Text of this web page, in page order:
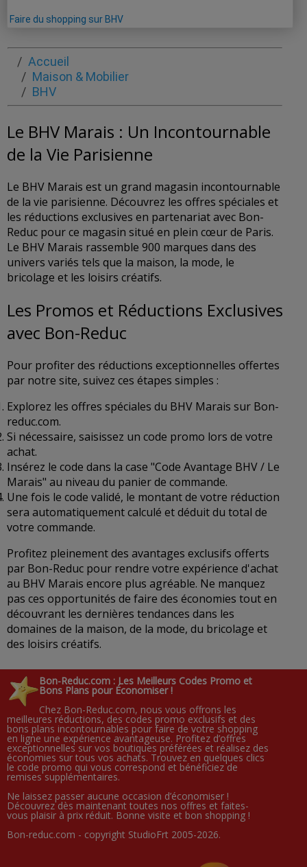
Faire du shopping sur BHV
Accueil
Maison & Mobilier
BHV
Le BHV Marais : Un Incontournable
de la Vie Parisienne
Le BHV Marais est un grand magasin incontournable
de la vie parisienne. Découvrez les offres spéciales et
les réductions exclusives en partenariat avec Bon-
Reduc pour ce magasin situé en plein cœur de Paris.
Le BHV Marais rassemble 900 marques dans des
univers variés tels que la maison, la mode, le
bricolage et les loisirs créatifs.
Les Promos et Réductions Exclusives
avec Bon-Reduc
Pour profiter des réductions exceptionnelles offertes
par notre site, suivez ces étapes simples :
Explorez les offres spéciales du BHV Marais sur Bon-
reduc.com.
Si nécessaire, saisissez un code promo lors de votre
achat.
Insérez le code dans la case "Code Avantage BHV / Le
Marais" au niveau du panier de commande.
Une fois le code validé, le montant de votre réduction
sera automatiquement calculé et déduit du total de
votre commande.
Profitez pleinement des avantages exclusifs offerts
par Bon-Reduc pour rendre votre expérience d'achat
au BHV Marais encore plus agréable. Ne manquez
pas ces opportunités de faire des économies tout en
découvrant les dernières tendances dans les
domaines de la maison, de la mode, du bricolage et
des loisirs créatifs.
Bon-Reduc.com : Les Meilleurs Codes Promo et
Bons Plans pour Économiser !
Chez Bon-Reduc.com, nous vous offrons les
meilleures réductions, des codes promo exclusifs et des
bons plans incontournables pour faire de votre shopping
en ligne une expérience avantageuse. Profitez d’offres
exceptionnelles sur vos boutiques préférées et réalisez des
économies sur tous vos achats. Trouvez en quelques clics
le code promo qui vous correspond et bénéficiez de
remises supplémentaires.
Ne laissez passer aucune occasion d’économiser !
Découvrez dès maintenant toutes nos offres et faites-
vous plaisir à prix réduit. Bonne visite et bon shopping !
Bon-reduc.com - copyright StudioFrt 2005-2026.